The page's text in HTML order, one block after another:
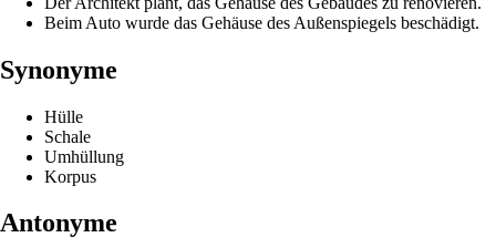
Beim Auto wurde das Gehäuse des Außenspiegels beschädigt.
Synonyme
Hülle
Schale
Umhüllung
Korpus
Antonyme